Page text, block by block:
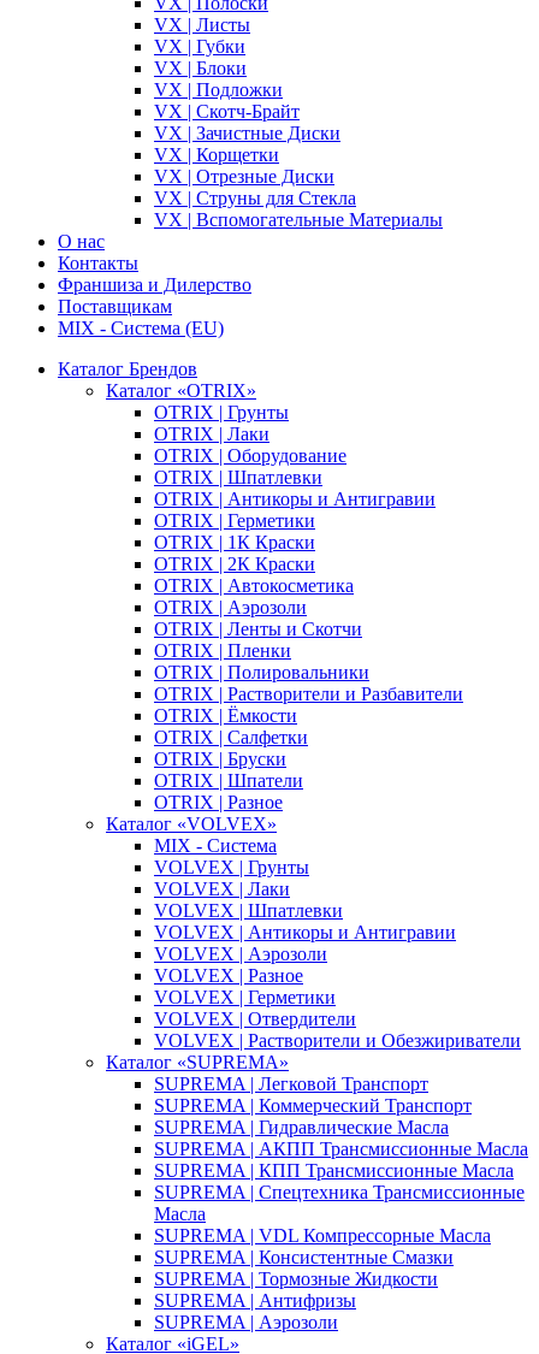
VX | Листы
VX | Губки
VX | Блоки
VX | Подложки
VX | Скотч-Брайт
VX | Зачистные Диски
VX | Корщетки
VX | Отрезные Диски
VX | Струны для Стекла
VX | Вспомогательные Материалы
О нас
Контакты
Франшиза и Дилерство
Поставщикам
MIX - Система (EU)
Каталог Брендов
Каталог «OTRIX»
OTRIX | Грунты
OTRIX | Лаки
OTRIX | Оборудование
OTRIX | Шпатлевки
OTRIX | Антикоры и Антигравии
OTRIX | Герметики
OTRIX | 1К Краски
OTRIX | 2К Краски
OTRIX | Автокосметика
OTRIX | Аэрозоли
OTRIX | Ленты и Скотчи
OTRIX | Пленки
OTRIX | Полировальники
OTRIX | Растворители и Разбавители
OTRIX | Ёмкости
OTRIX | Салфетки
OTRIX | Бруски
OTRIX | Шпатели
OTRIX | Разное
Каталог «VOLVEX»
MIX - Система
VOLVEX | Грунты
VOLVEX | Лаки
VOLVEX | Шпатлевки
VOLVEX | Антикоры и Антигравии
VOLVEX | Аэрозоли
VOLVEX | Разное
VOLVEX | Герметики
VOLVEX | Отвердители
VOLVEX | Растворители и Обезжириватели
Каталог «SUPREMA»
SUPREMA | Легковой Транспорт
SUPREMA | Коммерческий Транспорт
SUPREMA | Гидравлические Масла
SUPREMA | АКПП Трансмиссионные Масла
SUPREMA | КПП Трансмиссионные Масла
SUPREMA | Спецтехника Трансмиссионные
Масла
SUPREMA | VDL Компрессорные Масла
SUPREMA | Консистентные Смазки
SUPREMA | Тормозные Жидкости
SUPREMA | Антифризы
SUPREMA | Аэрозоли
Каталог «iGEL»